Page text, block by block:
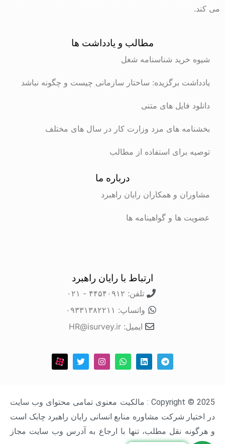
می کند.
مطالب و یادداشت ها
شیوه خرید شناسنامه شغل
یادداشت برگزیده: ساختار سازمانی چیست و چگونه نباشد
دانلود فایل های متنی
بخشنامه های مزد وزارت کار در سال های مختلف
توصیه برای استفاده از مطالب
درباره ما
مشاوران و همکاران رایان راهبرد
عضویت ها و گواهینامه ها
ارتباط با رایان راهبرد
تلفن: ۴۴۵۴۰۹۱۲ - ۰۲۱
واتساپ: ۰۹۳۳۱۳۸۲۲۱۱
ایمیل: HR@isurvey.ir
Copyright © 2025 : مالکیت معنوی تمامی محتوای وب سایت
در اختیار شرکت مشاوره منابع انسانی رایان راهبرد چابک است
و هرگونه نقل مطلب، تنها با ارجاع به آدرس وب سایت مجاز